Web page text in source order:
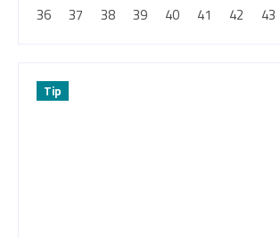
36
37 38 39 40 41 42 43
Tip